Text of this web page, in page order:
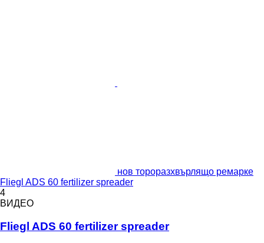
нов тороразхвърлящо ремарке
Fliegl ADS 60 fertilizer spreader
4
ВИДЕО
Fliegl ADS 60 fertilizer spreader